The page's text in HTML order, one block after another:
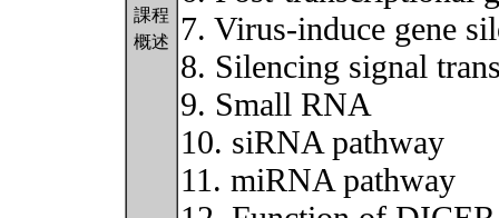
課程
概述
7. Virus-induce gene
8. Silencing signal
9. Small RNA
10. siRNA pathway
11. miRNA pathway